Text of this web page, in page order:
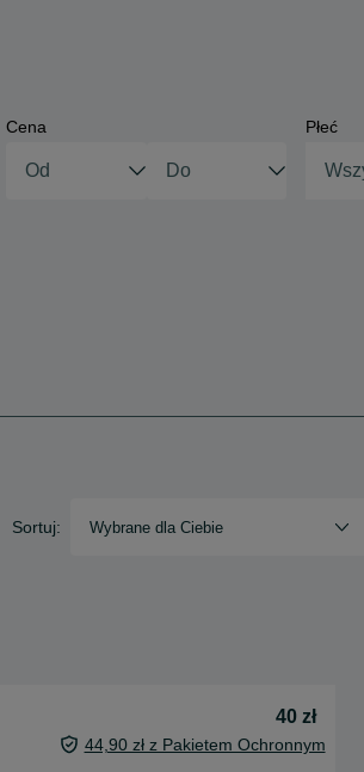
Cena Płeć
Sortuj: Wybrane dla Ciebie
40 zł
44,90 zł z Pakietem Ochronnym